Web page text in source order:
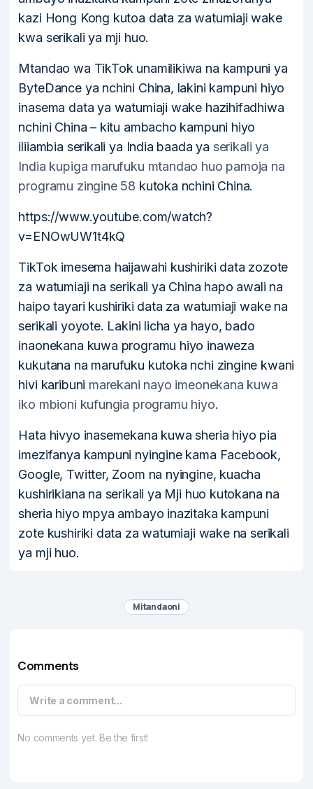
kazi Hong Kong kutoa data za watumiaji wake
kwa serikali ya mji huo.
Mtandao wa TikTok unamilikiwa na kampuni ya
ByteDance ya nchini China, lakini kampuni hiyo
inasema data ya watumiaji wake hazihifadhiwa
nchini China – kitu ambacho kampuni hiyo
iliiambia serikali ya India baada ya serikali ya
India kupiga marufuku mtandao huo pamoja na
programu zingine 58 kutoka nchini China.
https://www.youtube.com/watch?
v=ENOwUW1t4kQ
TikTok imesema haijawahi kushiriki data zozote
za watumiaji na serikali ya China hapo awali na
haipo tayari kushiriki data za watumiaji wake na
serikali yoyote. Lakini licha ya hayo, bado
inaonekana kuwa programu hiyo inaweza
kukutana na marufuku kutoka nchi zingine kwani
hivi karibuni marekani nayo imeonekana kuwa
iko mbioni kufungia programu hiyo.
Hata hivyo inasemekana kuwa sheria hiyo pia
imezifanya kampuni nyingine kama Facebook,
Google, Twitter, Zoom na nyingine, kuacha
kushirikiana na serikali ya Mji huo kutokana na
sheria hiyo mpya ambayo inazitaka kampuni
zote kushiriki data za watumiaji wake na serikali
ya mji huo.
Mitandaoni
Comments
Write a comment...
No comments yet. Be the first!